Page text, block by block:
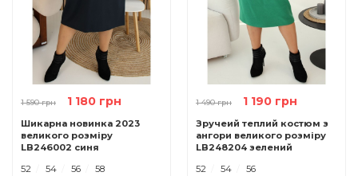
1 590 грн 1 180 грн
Шикарна новинка 2023
великого розміру
LB246002 синя
52
54 56 58
1 490 грн 1 190 грн
Зручеий теплий костюм з
ангори великого розміру
LB248204 зелений
52
54 56